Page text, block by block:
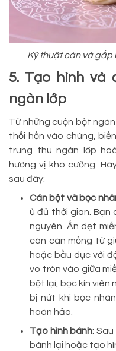
Kỹ thuật cán và gấp
5. Tạo hình và
ngàn lớp
Từ những cuộn bột
thổi hồn vào chúng,
trung thu ngàn lớp
hương vị khó cưỡng.
sau đây:
Cán bột và bọc
ủ đủ thời gian.
nguyên. Ấn dẹt
cán cán mỏng từ
hoặc bầu dục với
vo tròn vào giữa
bột lại, bọc kín viên
bị nứt khi bọc
hoàn hảo.
Tạo hình bánh:
bánh lại hoặc tạo